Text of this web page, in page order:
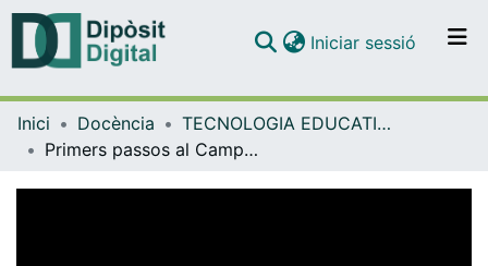
Navega per tot el DD
Com publicar
Iniciar sessió (current)
Inici Docència
TECNOLOGIA EDUCATIVA (TAC/TIC)
Primers passos al Campus Virtual UB: Configuració del meu curs: usuaris i els seus mètodes d'inscripció, creació de metacursos, creació de grups i agrupaments, tauler del curs, BB Ally i consulta d'informes [vídeo]